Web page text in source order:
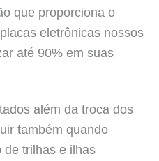
que proporciona o
eletrônicas nossos
até 90% em suas
além da troca dos
também quando
de trilhas e ilhas